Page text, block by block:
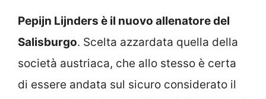
Pepijn Lijnders è il nuovo allenatore del
Salisburgo. Scelta azzardata quella della
società austriaca, che allo stesso è certa
di essere andata sul sicuro considerato il